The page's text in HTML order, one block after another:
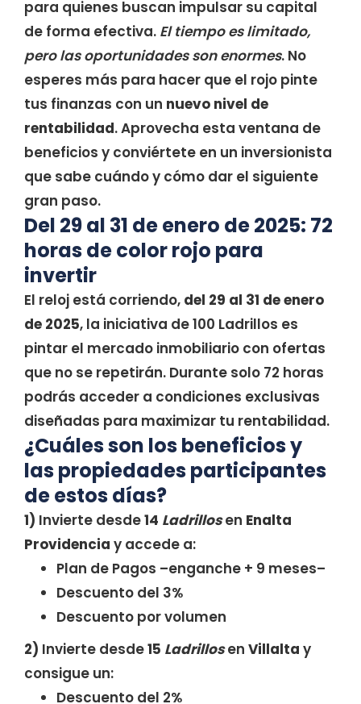
para quienes buscan impulsar su capital
de forma efectiva. El tiempo es limitado,
pero las oportunidades son enormes. No
esperes más para hacer que el rojo pinte
tus finanzas con un nuevo nivel de
rentabilidad. Aprovecha esta ventana de
beneficios y conviértete en un inversionista
que sabe cuándo y cómo dar el siguiente
gran paso.
Del 29 al 31 de enero de 2025: 72
horas de color rojo para
invertir
El reloj está corriendo, del 29 al 31 de enero
de 2025, la iniciativa de 100 Ladrillos es
pintar el mercado inmobiliario con ofertas
que no se repetirán. Durante solo 72 horas
podrás acceder a condiciones exclusivas
diseñadas para maximizar tu rentabilidad.
¿Cuáles son los beneficios y
las propiedades participantes
de estos días?
1) Invierte desde14 Ladrillosen Enalta
Providencia y accede a:
Plan de Pagos –enganche + 9 meses–
Descuento del 3%
Descuento por volumen
2) Invierte desde15 Ladrillosen Villalta y
consigue un:
Descuento del 2%